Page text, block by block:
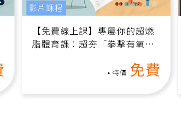
【免費線上課】專屬你的超燃
脂體育課：超夯「拳擊有氧」
高壓族在家釋放壓力無負擔
免費
影片課程